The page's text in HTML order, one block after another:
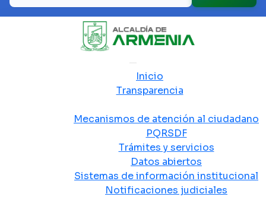
Inicio
Transparencia
Mecanismos de atención al ciudadano
PQRSDF
Trámites y servicios
Datos abiertos
Sistemas de información institucional
Notificaciones judiciales